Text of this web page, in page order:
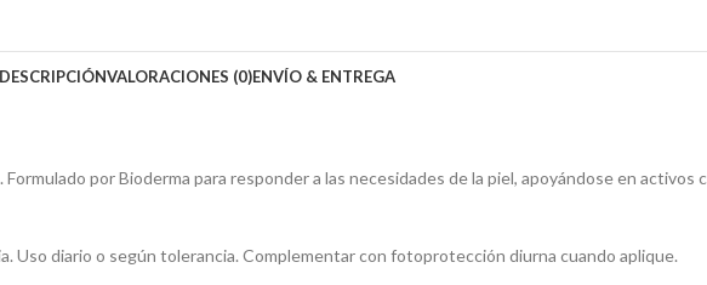
DESCRIPCIÓNVALORACIONES (0)ENVÍO & ENTREGA
por Bioderma para responder a las necesidades de la piel, apoyándose en activos
diario o según tolerancia. Complementar con fotoprotección diurna cuando aplique.